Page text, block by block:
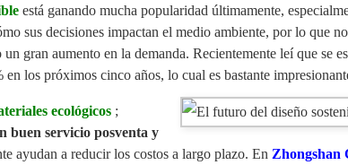
está ganando mucha popularidad últimamente,
sus decisiones impactan el medio ambiente, por lo que
gran aumento en la demanda. Recientemente leí que se
los próximos cinco años, lo cual es bastante
ecológicos;
buen servicio posventa y
ayudan a reducir los costos a largo plazo. En Zhongshan